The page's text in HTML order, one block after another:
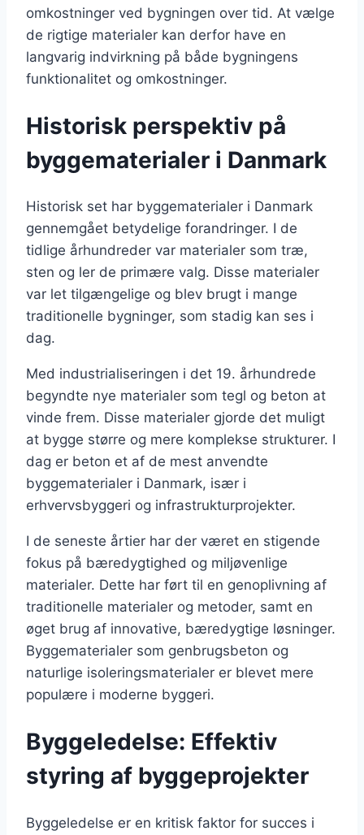
omkostninger ved bygningen over tid. At vælge
de rigtige materialer kan derfor have en
langvarig indvirkning på både bygningens
funktionalitet og omkostninger.
Historisk perspektiv på
byggematerialer i Danmark
Historisk set har byggematerialer i Danmark
gennemgået betydelige forandringer. I de
tidlige århundreder var materialer som træ,
sten og ler de primære valg. Disse materialer
var let tilgængelige og blev brugt i mange
traditionelle bygninger, som stadig kan ses i
dag.
Med industrialiseringen i det 19. århundrede
begyndte nye materialer som tegl og beton at
vinde frem. Disse materialer gjorde det muligt
at bygge større og mere komplekse strukturer. I
dag er beton et af de mest anvendte
byggematerialer i Danmark, især i
erhvervsbyggeri og infrastrukturprojekter.
I de seneste årtier har der været en stigende
fokus på bæredygtighed og miljøvenlige
materialer. Dette har ført til en genoplivning af
traditionelle materialer og metoder, samt en
øget brug af innovative, bæredygtige løsninger.
Byggematerialer som genbrugsbeton og
naturlige isoleringsmaterialer er blevet mere
populære i moderne byggeri.
Byggeledelse: Effektiv
styring af byggeprojekter
Byggeledelse er en kritisk faktor for succes i